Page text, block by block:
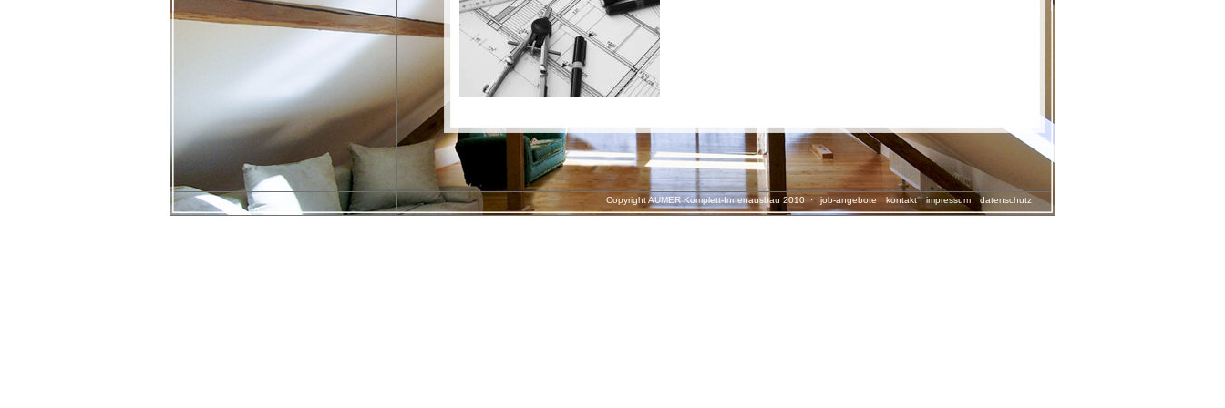
Copyright AUMER Komplett-Innenausbau 2010 · job-angebote kontakt impressum datenschutz